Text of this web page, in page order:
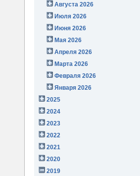
Августа 2026
Июля 2026
Июня 2026
Мая 2026
Апреля 2026
Марта 2026
Февраля 2026
Января 2026
2025
2024
2023
2022
2021
2020
2019